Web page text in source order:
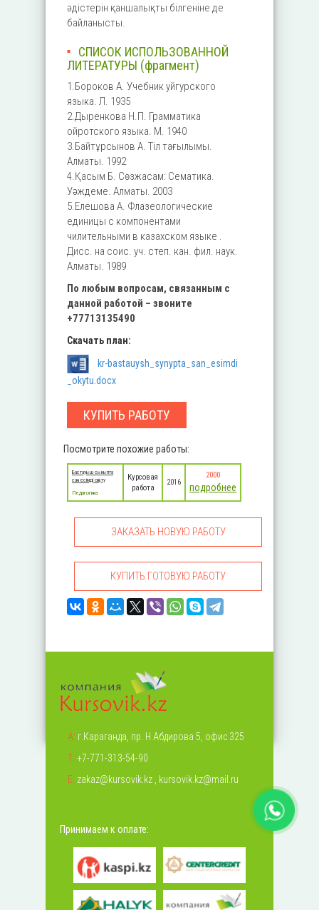
әдістерін қаншалықты білгеніне де
байланысты.
СПИСОК ИСПОЛЬЗОВАННОЙ
ЛИТЕРАТУРЫ (фрагмент)
1.Бороков А. Учебник уйгурского
языка. Л. 1935
2.Дыренкова Н.П. Грамматика
ойротского языка. М. 1940
3.Байтұрсынов А. Тіл тағылымы.
Алматы. 1992
4.Қасым Б. Сөзжасам: Сематика.
Уәждеме. Алматы. 2003
5.Елешова А. Флазеологические
единицы с компонентами
чилительными в казахском языке .
Дисс. на соис. уч. степ. кан. фил. наук.
Алматы. 1989
По любым вопросам, связанным с
данной работой – звоните
+77713135490
Скачать план:
kr-bastauysh_synypta_san_esimdi
_okytu.docx
КУПИТЬ РАБОТУ
Посмотрите похожие работы:
Бастауыш сыныпта
сан есімді оқыту
Педагогика
Курсовая
работа
2016
2000
подробнее
ЗАКАЗАТЬ НОВУЮ РАБОТУ
КУПИТЬ ГОТОВУЮ РАБОТУ
А: г.Караганда, пр. Н.Абдирова 5, офис 325
Т: +7-771-313-54-90
Е: zakaz@kursovik.kz kursovik.kz@mail.ru
Принимаем к оплате: